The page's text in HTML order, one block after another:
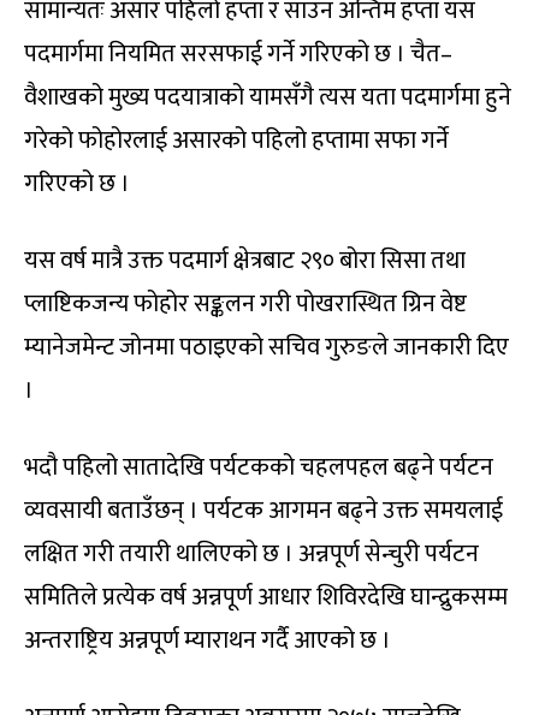
सामान्यतः असार पहिलो हप्ता र साउन अन्तिम हप्ता यस
पदमार्गमा नियमित सरसफाई गर्ने गरिएको छ । चैत–
वैशाखको मुख्य पदयात्राको यामसँगै त्यस यता पदमार्गमा हुने
गरेको फोहोरलाई असारको पहिलो हप्तामा सफा गर्ने
गरिएको छ ।
यस वर्ष मात्रै उक्त पदमार्ग क्षेत्रबाट २९० बोरा सिसा तथा
प्लाष्टिकजन्य फोहोर सङ्कलन गरी पोखरास्थित ग्रिन वेष्ट
म्यानेजमेन्ट जोनमा पठाइएको सचिव गुरुङले जानकारी दिए
।
भदौ पहिलो सातादेखि पर्यटकको चहलपहल बढ्ने पर्यटन
व्यवसायी बताउँछन् । पर्यटक आगमन बढ्ने उक्त समयलाई
लक्षित गरी तयारी थालिएको छ । अन्नपूर्ण सेन्चुरी पर्यटन
समितिले प्रत्येक वर्ष अन्नपूर्ण आधार शिविरदेखि घान्द्रुकसम्म
अन्तराष्ट्रिय अन्नपूर्ण म्याराथन गर्दै आएको छ ।